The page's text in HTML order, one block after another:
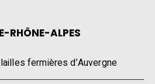
RHÔNE-ALPES
fermières d’Auvergne